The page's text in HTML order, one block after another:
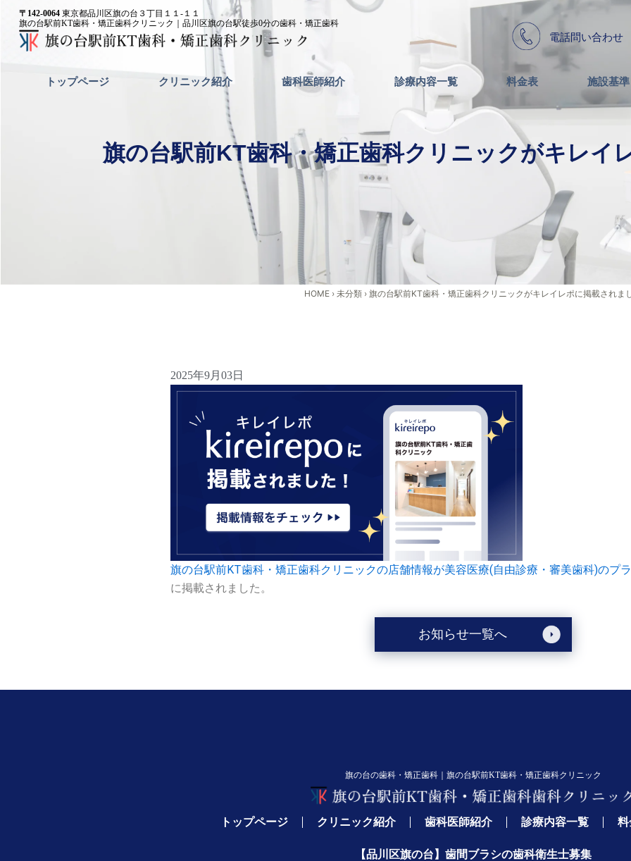
〒142-0064 東京都品川区旗の台３丁目１１-１１
旗の台駅前KT歯科・矯正歯科クリニック｜品川区旗の台駅徒歩0分の歯科・矯正歯科
電話問い合わせ
トップページ クリニック紹介 歯科医師紹介 診療内容一覧 料金表 施設基準
旗の台駅前KT歯科・矯正歯科クリニックがキレイ
HOME › 未分類 › 旗の台駅前KT歯科・矯正歯科クリニックがキレイレポに掲載されま
2025年9月03日
旗の台駅前KT歯科・矯正歯科クリニックの店舗情報が美容医療(自由診療・審美歯科)の
に掲載されました。
お知らせ一覧へ
旗の台の歯科・矯正歯科｜ 旗の台駅前KT歯科・矯正歯科クリニック
トップページ クリニック紹介 歯科医師紹介 診療内容一覧 料
【品川区旗の台】歯間ブラシの歯科衛生士募集